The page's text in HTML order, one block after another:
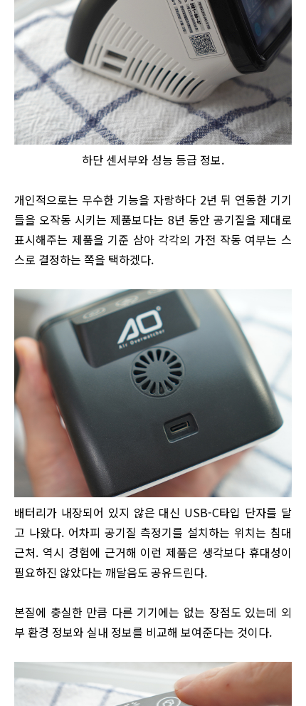
하단 센서부와 성능 등급 정보.
개인적으로는 무수한 기능을 자랑하다 2년 뒤 연동한 기기
들을 오작동 시키는 제품보다는 8년 동안 공기질을 제대로
표시해주는 제품을 기준 삼아 각각의 가전 작동 여부는 스
스로 결정하는 쪽을 택하겠다.
배터리가 내장되어 있지 않은 대신 USB-C타입 단자를 달
고 나왔다. 어차피 공기질 측정기를 설치하는 위치는 침대
근처. 역시 경험에 근거해 이런 제품은 생각보다 휴대성이
필요하진 않았다는 깨달음도 공유드린다.
본질에 충실한 만큼 다른 기기에는 없는 장점도 있는데 외
부 환경 정보와 실내 정보를 비교해 보여준다는 것이다.